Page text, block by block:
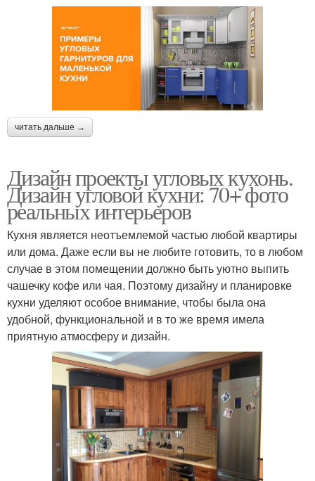
читать дальше →
Дизайн проекты угловых кухонь.
Дизайн угловой кухни: 70+ фото
реальных интерьеров
Кухня является неотъемлемой частью любой квартиры
или дома. Даже если вы не любите готовить, то в любом
случае в этом помещении должно быть уютно выпить
чашечку кофе или чая. Поэтому дизайну и планировке
кухни уделяют особое внимание, чтобы была она
удобной, функциональной и в то же время имела
приятную атмосферу и дизайн.